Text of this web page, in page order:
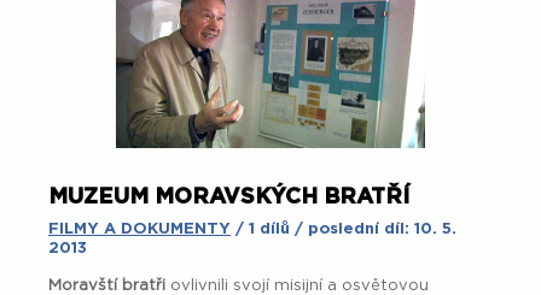
MUZEUM MORAVSKÝCH BRATŘÍ
FILMY A DOKUMENTY / 1 dílů / poslední díl: 10. 5.
2013
Moravští bratři ovlivnili svojí misijní a osvětovou